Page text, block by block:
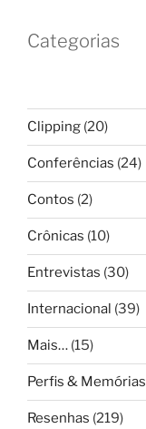
Categorias
Clipping (20)
Conferências (24)
Contos (2)
Crônicas (10)
Entrevistas (30)
Internacional (39)
Mais… (15)
Perfis & Memórias
Resenhas (219)